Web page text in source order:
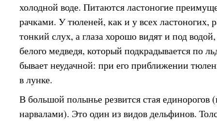
холодной воде. Питаются ластоногие
рачками. У тюленей, как и у всех ластоногих,
тонкий слух, а глаза хорошо видят и под
белого медведя, который подкрадывается по
бывает неудачной: при его приближении
в лунке.
В большой полынье резвится стая единорогов
нарвалами). Это один из видов дельфинов.